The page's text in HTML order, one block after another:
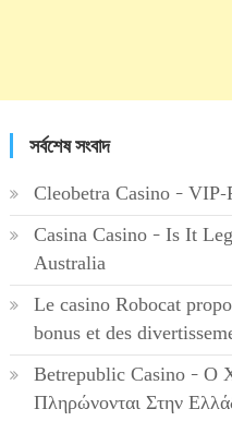
সর্বশেষ সংবাদ
Cleobetra Casino –
Casina Casino – Is It
Australia
Le casino Robocat
bonus et des
Betrepublic Casino – Ο
Πληρώνονται Στην